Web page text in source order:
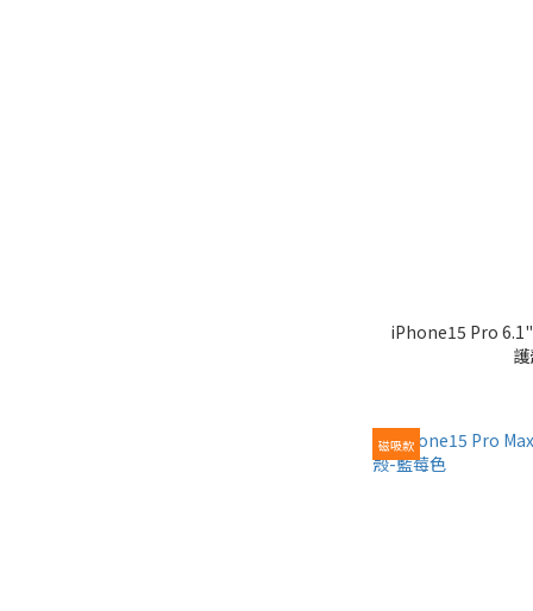
iPhone15 Pro 6.1" TREND BOOST 軍規防震保
磁吸款